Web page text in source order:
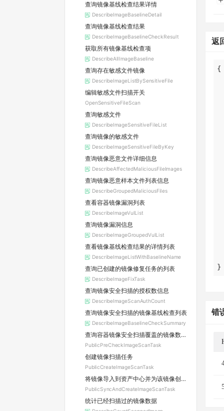
查询镜像基线检查结果详情
DescribeImageBaselineDetail
查询镜像基线检查结果
DescribeImageBaselineCheckResult
获取所有镜像基线检查项
DescribeAllImageBaseline
查询存在敏感文件镜像
DescribeImageListBySensitiveFile
编辑敏感文件扫描开关
OpenSensitiveFileScan
查询敏感文件
DescribeImageSensitiveFileList
查询镜像的敏感文件
DescribeImageSensitiveFileByKey
查询镜像恶意文件详细信息
DescribeAffectedMaliciousFileImages
查询镜像恶意样本文件列表信息
DescribeGroupedMaliciousFiles
查看容器镜像漏洞列表
DescribeImageVulList
查询镜像漏洞信息
DescribeImageGroupedVulList
查看镜像基线检查结果的详情列表
DescribeImageListWithBaselineName
查询已创建的镜像修复任务的列表
DescribeImageFixTask
查询镜像安全扫描的授权数信息
DescribeImageScanAuthCount
查询镜像安全扫描的镜像基线检查列表
DescribeImageBaselineCheckSummary
查询容器镜像安全扫描覆盖的镜像数和待消耗的授权数
PublicPreCheckImageScanTask
创建镜像扫描任务
PublicCreateImageScanTask
将镜像导入到资产中心并为该镜像创建扫描任务
PublicSyncAndCreateImageScanTask
统计已经扫描过的镜像数据
返
}
错